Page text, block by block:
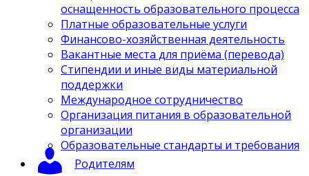
оснащенность образовательного процесса
Платные образовательные услуги
Финансово-хозяйственная деятельность
Вакантные места для приёма (перевода)
Стипендии и иные виды материальной
поддержки
Международное сотрудничество
Организация питания в образовательной
организации
Образовательные стандарты и требования
Родителям